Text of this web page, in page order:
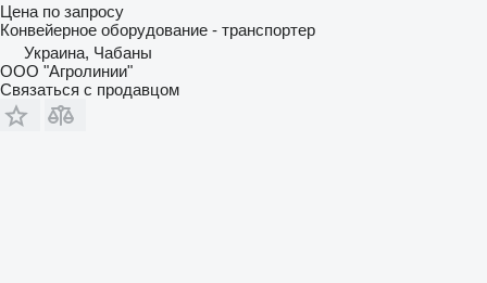
Цена по запросу
Конвейерное оборудование - транспортер
Украина, Чабаны
ООО "Агролинии"
Связаться с продавцом